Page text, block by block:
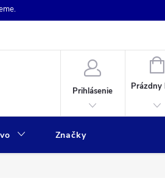
Prihlásenie
Prázdny
Značky